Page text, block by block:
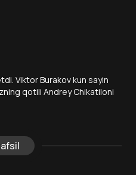
Viktor Burakov kun sayin
qotili Andrey Chikatiloni